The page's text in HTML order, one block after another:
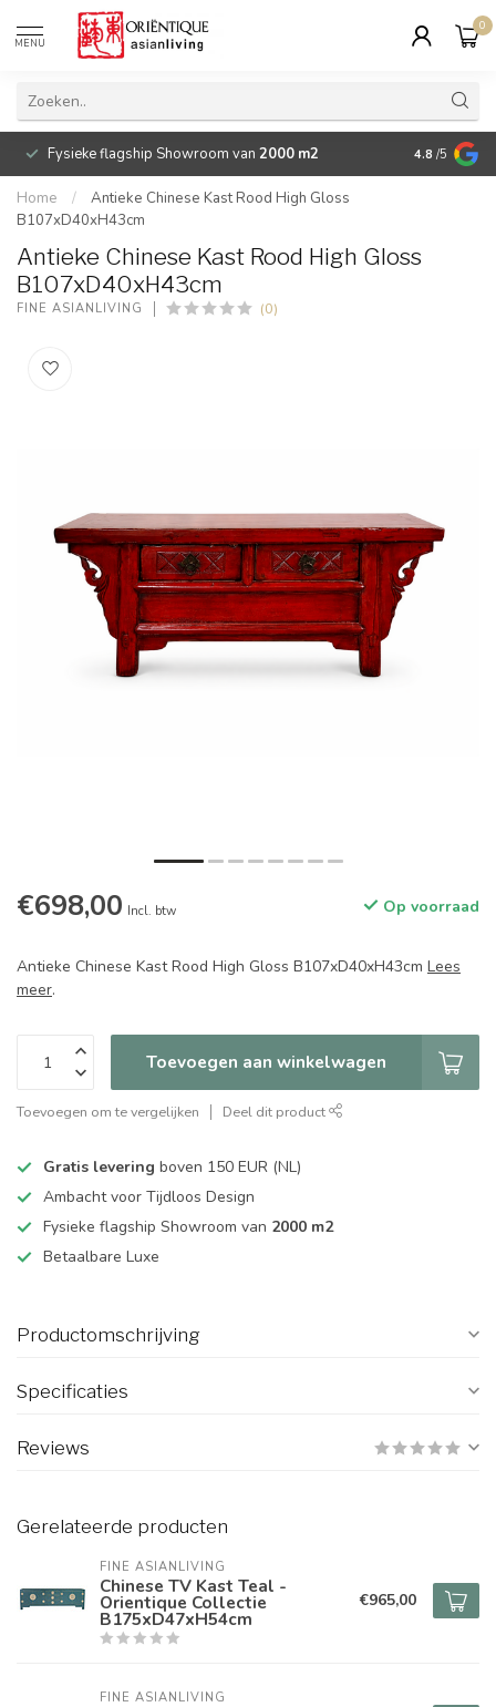
MENU
0
Fysieke flagship Showroom van 2000 m2 Betaalbare
4.8 /5
Home /
Antieke Chinese Kast Rood High Gloss
B107xD40xH43cm
Antieke Chinese Kast Rood High Gloss
B107xD40xH43cm
FINE ASIANLIVING (0)
€698,00 Incl. btw Op voorraad
Antieke Chinese Kast Rood High Gloss B107xD40xH43cm Lees
meer.
Toevoegen aan winkelwagen
Toevoegen om te vergelijken Deel dit product
Gratis levering boven 150 EUR (NL)
Ambacht voor Tijdloos Design
Fysieke flagship Showroom van 2000 m2
Betaalbare Luxe
Productomschrijving
Specificaties
Reviews
Gerelateerde producten
FINE ASIANLIVING
Chinese TV Kast Teal -
Orientique Collectie
B175xD47xH54cm
€965,00
FINE ASIANLIVING